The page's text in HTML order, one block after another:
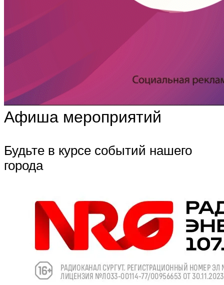
Афиша мероприятий
Будьте в курсе событий нашего
города